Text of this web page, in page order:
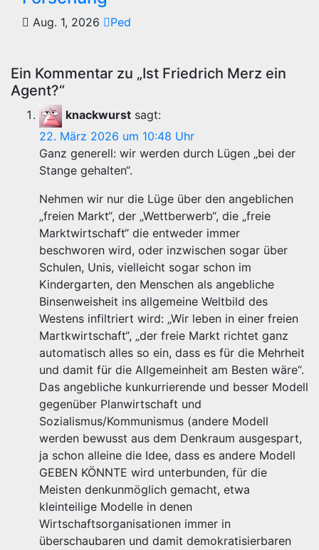
Aug. 1, 2026 Ped
Ein Kommentar zu „Ist Friedrich Merz ein
Agent?“
knackwurst sagt:
22. März 2026 um 10:48 Uhr
Ganz generell: wir werden durch Lügen „bei der
Stange gehalten“.
Nehmen wir nur die Lüge über den angeblichen
„freien Markt“, der „Wettberwerb“, die „freie
Marktwirtschaft“ die entweder immer
beschworen wird, oder inzwischen sogar über
Schulen, Unis, vielleicht sogar schon im
Kindergarten, den Menschen als angebliche
Binsenweisheit ins allgemeine Weltbild des
Westens infiltriert wird: „Wir leben in einer freien
Martkwirtschaft“, „der freie Markt richtet ganz
automatisch alles so ein, dass es für die Mehrheit
und damit für die Allgemeinheit am Besten wäre“.
Das angebliche kunkurrierende und besser Modell
gegenüber Planwirtschaft und
Sozialismus/Kommunismus (andere Modell
werden bewusst aus dem Denkraum ausgespart,
ja schon alleine die Idee, dass es andere Modell
GEBEN KÖNNTE wird unterbunden, für die
Meisten denkunmöglich gemacht, etwa
kleinteilige Modelle in denen
Wirtschaftsorganisationen immer in
überschaubaren und damit demokratisierbaren